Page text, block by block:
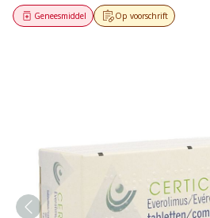
Op voorschrift
Geneesmiddel